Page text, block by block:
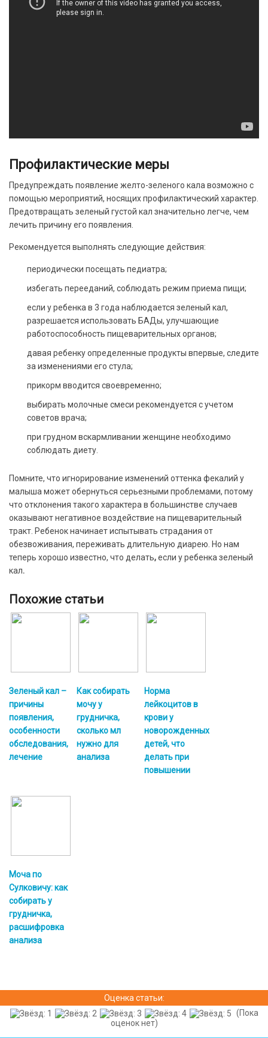
Профилактические меры
Предупреждать появление желто-зеленого кала возможно с
помощью мероприятий, носящих профилактический характер.
Предотвращать зеленый густой кал значительно легче, чем
лечить причину его появления.
Рекомендуется выполнять следующие действия:
периодически посещать педиатра;
избегать перееданий, соблюдать режим приема пищи;
если у ребенка в 3 года наблюдается зеленый кал,
разрешается использовать БАДы, улучшающие
работоспособность пищеварительных органов;
давая ребенку определенные продукты впервые, следите
за изменениями его стула;
прикорм вводится своевременно;
выбирать молочные смеси рекомендуется с учетом
советов врача;
при грудном вскармливании женщине необходимо
соблюдать диету.
Помните, что игнорирование изменений оттенка фекалий у
малыша может обернуться серьезными проблемами, потому
что отклонения такого характера в большинстве случаев
оказывают негативное воздействие на пищеварительный
тракт. Ребенок начинает испытывать страдания от
обезвоживания, переживать длительную диарею. Но нам
теперь хорошо известно, что делать,если у ребенка зеленый
кал.
Похожие статьи
Зеленый кал –
причины
появления,
особенности
обследования,
лечение
Как собирать
мочу у
грудничка,
сколько мл
нужно для
анализа
Норма
лейкоцитов в
крови у
новорожденных
детей, что
делать при
повышении
Моча по
Сулковичу: как
собирать у
грудничка,
расшифровка
анализа
Оценка статьи:
(Пока
оценок нет)